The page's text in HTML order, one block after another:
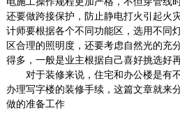
还要做跨接保护，防止静电打火引起火
计师要根据各个不同功能区，选用不同
区合理的照明度，还要考虑自然光的充
得多，一般是业主根据自己喜好挑选好
对于装修来说，住宅和办公楼是有
办理写字楼的装修手续，这篇文章就来
做的准备工作